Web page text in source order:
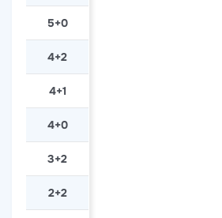
5+0
4+2
4+1
4+0
3+2
2+2